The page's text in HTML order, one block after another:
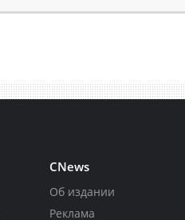
CNews
Об издании
Реклама